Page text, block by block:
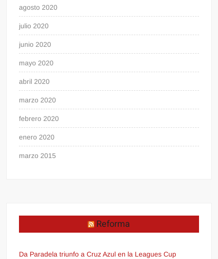
agosto 2020
julio 2020
junio 2020
mayo 2020
abril 2020
marzo 2020
febrero 2020
enero 2020
marzo 2015
Reforma
Da Paradela triunfo a Cruz Azul en la Leagues Cup